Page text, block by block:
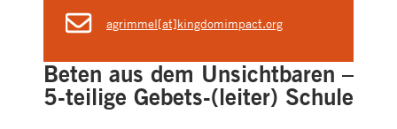
agrimmel[at]kingdomimpact.org
Beten aus dem Unsichtbaren –
5-teilige Gebets-(leiter) Schule